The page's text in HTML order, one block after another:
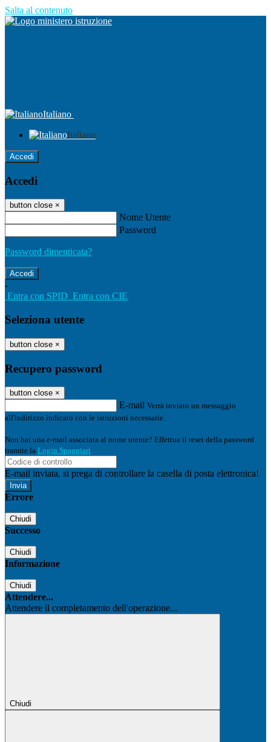
Salta al contenuto
Italiano
Italiano
Accedi
Accedi
button close ×
Nome Utente
Password
Password dimenticata?
-
Entra con SPID Entra con CIE
Seleziona utente
button close ×
Recupero password
button close ×
E-mail Verrà inviato un messaggio
all'indirizzo indicato con le istruzioni necessarie.
Non hai una e-mail associata al nome utente? Effettua il reset della password
tramite la Login Spaggiari
E-mail inviata, si prega di controllare la casella di posta elettronica!
Errore
Chiudi
Successo
Chiudi
Informazione
Chiudi
Attendere...
Attendere il completamento dell'operazione...
Chiudi